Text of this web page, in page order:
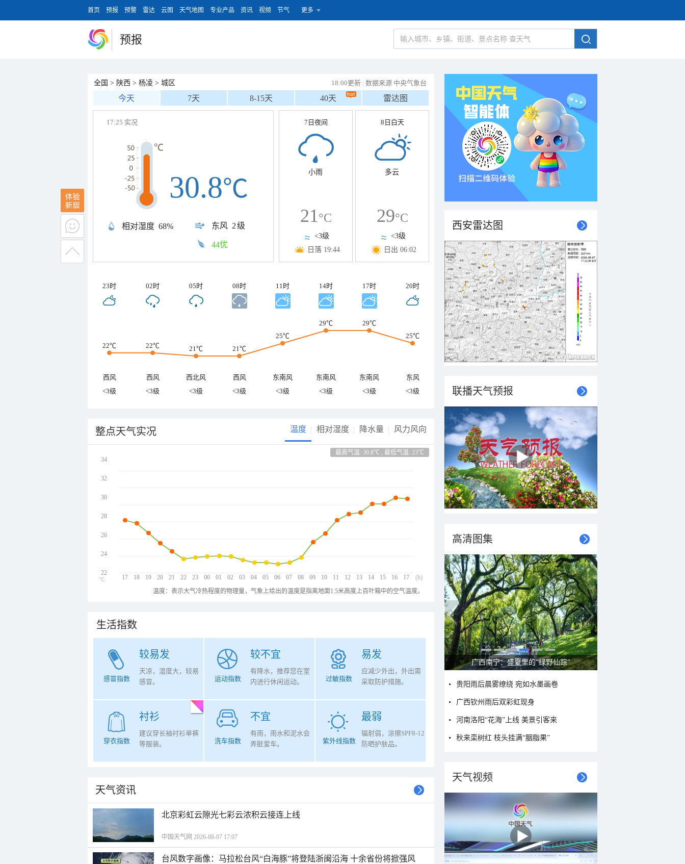
首页 预报 预警 雷达 云图 天气地图 专业产品 资讯 视频 节气 更多
预报
全国 > 陕西 > 杨凌 > 城区 18:00更新 | 数据来源 中央气象台
今天 7天 8-15天 40天 雷达图
17:25 实况
相对湿度 68% 东风 2级
30.8℃
44优
7日夜间
小雨
21°C
<3级
日落 19:44
8日白天
多云
29°C
<3级
日出 06:02
23时 02时 05时 08时 11时 14时 17时 20时
22℃ 22℃ 21℃ 21℃
25℃
29℃
29℃
25℃
西风 西风 西北风 西风 东南风 东南风 东南风
东风
<3级
<3级 <3级 <3级 <3级 <3级 <3级 <3级
整点天气实况 温度 相对湿度 降水量 风力风向
最高气温: 30.8℃ , 最低气温: 23℃
17 18 19 20 21 22 23 00 01 02 03 04 05 06 07 08 09 10 11 12 13 14 15 16 17
34
32
30
28
26
24
22
(h)
℃
温度：表示大气冷热程度的物理量，气象上给出的温度是指离地面1.5米高度上百叶箱中的空气温度。
生活指数
较易发
感冒指数
天凉，湿度大，较易
感冒。
较不宜
运动指数
有降水，推荐您在室
内进行休闲运动。
易发
过敏指数
应减少外出，外出需
采取防护措施。
衬衫
穿衣指数
建议穿长袖衬衫单裤
等服装。
不宜
洗车指数
有雨，雨水和泥水会
弄脏爱车。
最弱
紫外线指数
辐射弱，涂擦SPF8-12
防晒护肤品。
天气资讯
北京彩虹云隙光七彩云浓积云接连上线
中国天气网 2026-08-07 17:07
台风数字画像：马拉松台风“白海豚”将登陆浙闽沿海 十余省份将掀强风
西安雷达图
联播天气预报
高清图集
呼伦贝尔草原 藏着最治愈的蓝天白云
贵阳雨后晨雾缭绕 宛如水墨画卷
广西钦州雨后双彩虹现身
河南洛阳“花海”上线 美景引客来
秋来栾树红 枝头挂满“胭脂果”
天气视频